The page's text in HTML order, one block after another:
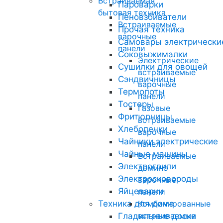
Пароварки
Пеновзбиватели
Прочая техника
Самовары
Соковыжималки
Сушилки для овощей
Сэндвичницы
Термопоты
Тостеры
Фритюрницы
Хлебопечки
Чайники электрические
Чайные машины
Электрогрили
Электросковороды
Яйцеварки
Техника для дома
Гладильные доски
бытовая техника
Встраиваемые
варочные
панели
Электрические
встраиваемые
варочные
панели
Газовые
встраиваемые
варочные
панели
Встраиваемые
домино
варочные
панели
Комбинированные
встраиваемые